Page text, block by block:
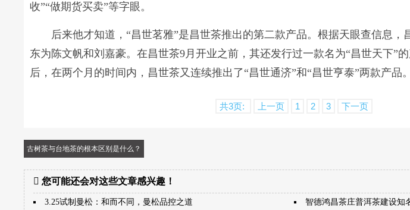
收”“做期货买卖”等字眼。
后来他才知道，“昌世茗雅”是昌世茶推出的第二款产品。根据天眼查信息，
东为陈文帆和刘嘉豪。在昌世茶9月开业之前，其还发行过一款名为“昌世天下”
后，在两个月的时间内，昌世茶又连续推出了“昌世通济”和“昌世亨泰”两款产品。
共3页: 上一页 1 2 3 下一页
古树茶与台地茶的根本区别是什么？
您可能还会对这些文章感兴趣！
3.25试制曼松：和而不同，曼松品控之道 智德鸿昌茶庄普洱茶建设知